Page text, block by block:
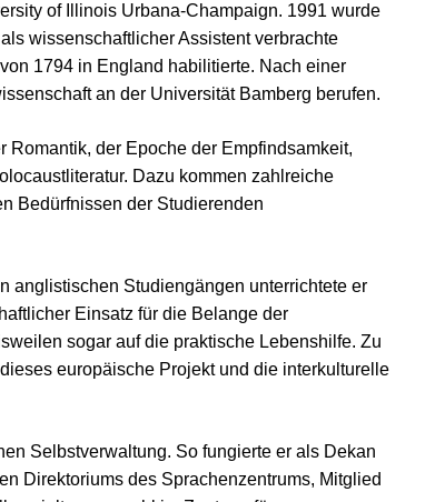
of Illinois Urbana-Champaign. 1991 wurde
wissenschaftlicher Assistent verbrachte
1794 in England habilitierte. Nach einer
an der Universität Bamberg berufen.
Romantik, der Epoche der Empfindsamkeit,
Dazu kommen zahlreiche
Bedürfnissen der Studierenden
anglistischen Studiengängen unterrichtete er
Einsatz für die Belange der
sogar auf die praktische Lebenshilfe. Zu
europäische Projekt und die interkulturelle
Selbstverwaltung. So fungierte er als Dekan
Direktoriums des Sprachenzentrums, Mitglied